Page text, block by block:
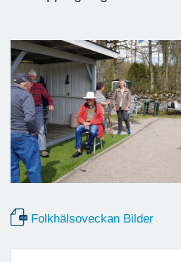
Folkhälsoveckan Bilder